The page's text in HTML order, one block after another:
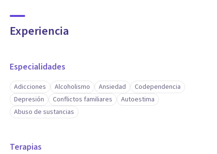
Experiencia
Especialidades
Adicciones Alcoholismo Ansiedad
Codependencia
Depresión
Conflictos familiares
Autoestima
Abuso de sustancias
Terapias